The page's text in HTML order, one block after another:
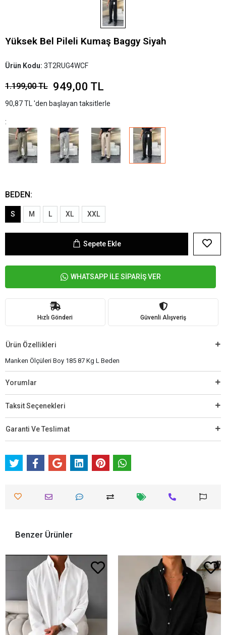
Yüksek Bel Pileli Kumaş Baggy Siyah
Ürün Kodu: 3T2RUG4WCF
1.199,00 TL 949,00 TL
90,87 TL 'den başlayan taksitlerle
:
BEDEN:
S M L XL XXL
Sepete Ekle
WHATSAPP İLE SİPARİŞ VER
Hızlı Gönderi Güvenli Alışveriş
Ürün Özellikleri
Manken Ölçüleri Boy 185 87 Kg L Beden
Yorumlar
Taksit Seçenekleri
Garanti Ve Teslimat
Benzer Ürünler